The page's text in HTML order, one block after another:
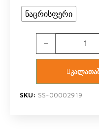
ნაცრისფერი
U.S. Polo Assn.
SKU: SS-00002919